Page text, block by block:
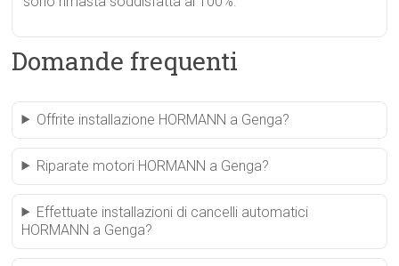
Domande frequenti
Offrite installazione HORMANN a Genga?
Riparate motori HORMANN a Genga?
Effettuate installazioni di cancelli automatici
HORMANN a Genga?